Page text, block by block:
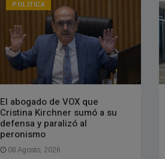
POLITICA
El abogado de VOX que
Cristina Kirchner sumó a su
defensa y paralizó al
peronismo
08 Agosto, 2026